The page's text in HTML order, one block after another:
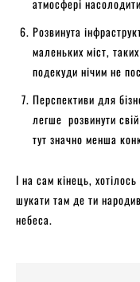
атмосфері
Розвинута
маленьких міст,
подекуди нічим не
Перспективи для
легше розвинути
тут значно менша
І на сам кінець,
шукати там де ти
небеса.